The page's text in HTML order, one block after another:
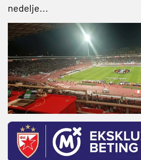
nedelje...